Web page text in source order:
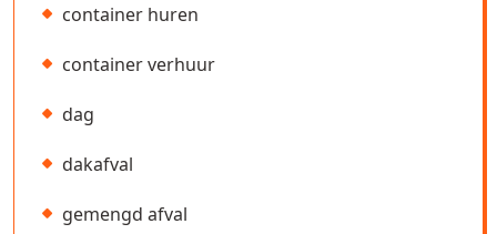
container huren
container verhuur
dag
dakafval
gemengd afval